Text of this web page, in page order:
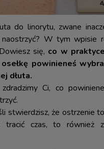
do linorytu, zwane
W tym wpisie
się, co w
powinieneś
dłuta.
Ci, co
stwierdzisz, że ostrzenie
tracić czas, to również